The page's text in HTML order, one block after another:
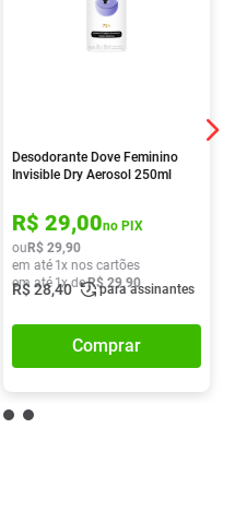
Desodorante Dove Feminino
Invisible Dry Aerosol 250ml
R$ 29,00no PIX
ou R$ 29,90
em até 1x nos cartões
em até 1x deR$ 29,90
R$28,40 para assinantes
Comprar